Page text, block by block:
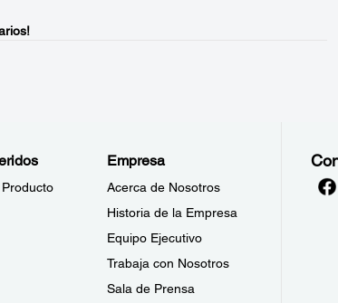
Empresa
Acerca de Nosotros
Historia de la Empresa
Equipo Ejecutivo
Trabaja con Nosotros
Sala de Prensa